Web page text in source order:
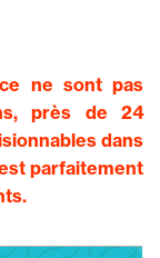
ne sont pas
près de 24
dans
parfaitement